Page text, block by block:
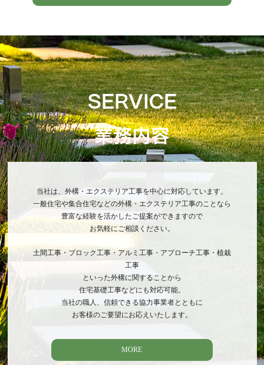
SERVICE
業務内容
当社は、外構・エクステリア工事を中心に対応しています。
一般住宅や集合住宅などの外構・エクステリア工事のことなら
豊富な経験を活かしたご提案ができますので
お気軽にご相談ください。
土間工事・ブロック工事・アルミ工事・アプローチ工事・植栽
工事
といった外構に関することから
住宅基礎工事などにも対応可能。
当社の職人、信頼できる協力事業者とともに
お客様のご要望にお応えいたします。
MORE